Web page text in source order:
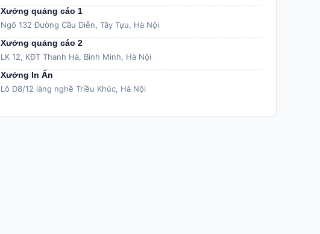
Xưởng quảng cáo 1
Ngõ 132 Đường Cầu Diễn, Tây Tựu, Hà Nội
Xưởng quảng cáo 2
LK 12, KĐT Thanh Hà, Bình Minh, Hà Nội
Xưởng In Ấn
Lô D8/12 làng nghề Triều Khúc, Hà Nội